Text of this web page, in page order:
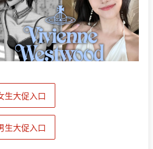
生大促入口
生大促入口